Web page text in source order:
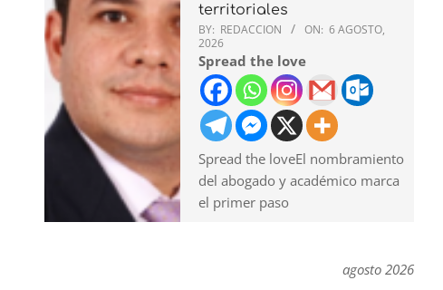
territoriales
BY: REDACCION ON: 6 AGOSTO,
2026
Spread the love
Spread the loveEl nombramiento
del abogado y académico marca
el primer paso
agosto 2026